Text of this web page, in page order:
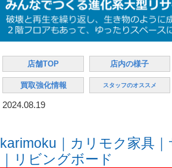
店舗TOP 店内の様子
買取強化情報 スタッフのオススメ
2024.08.19
karimoku｜カリモク家具
｜リビングボード